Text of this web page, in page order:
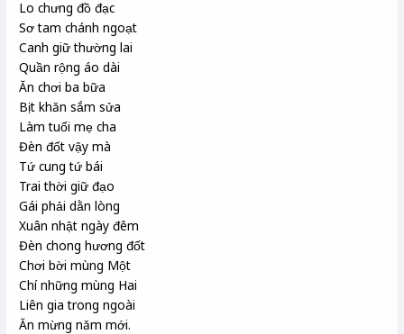
Lo chưng đồ đạc
Sơ tam chánh ngoạt
Canh giữ thường lai
Quần rộng áo dài
Ăn chơi ba bữa
Bịt khăn sắm sửa
Làm tuổi mẹ cha
Đèn đốt vậy mà
Tứ cung tứ bái
Trai thời giữ đạo
Gái phải dằn lòng
Xuân nhật ngày đêm
Đèn chong hương đốt
Chơi bời mùng Một
Chí những mùng Hai
Liên gia trong ngoài
Ăn mừng năm mới.